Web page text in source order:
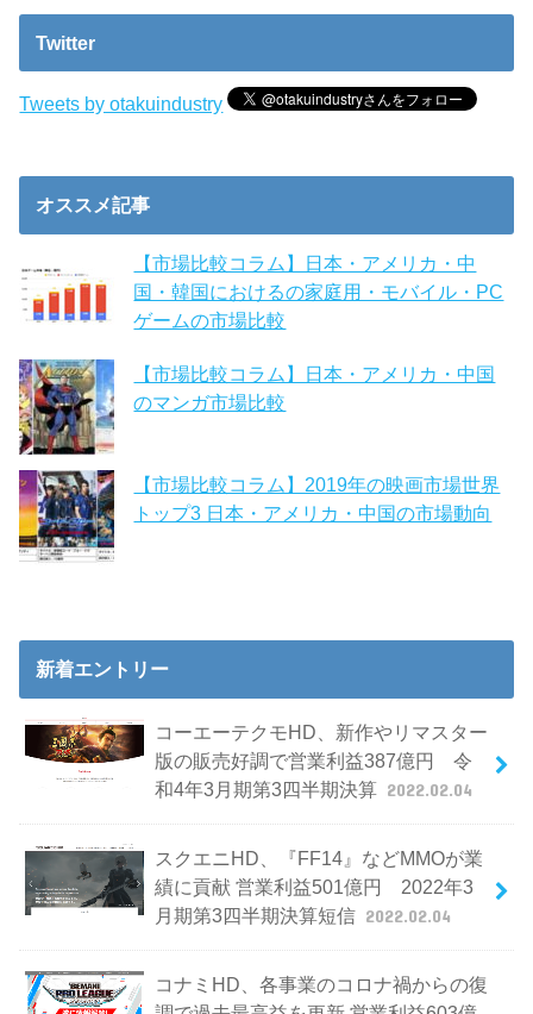
Twitter
Tweets by otakuindustry
オススメ記事
【市場比較コラム】日本・アメリカ・中
国・韓国におけるの家庭用・モバイル・PC
ゲームの市場比較
【市場比較コラム】日本・アメリカ・中国
のマンガ市場比較
【市場比較コラム】2019年の映画市場世界
トップ3 日本・アメリカ・中国の市場動向
新着エントリー
コーエーテクモHD、新作やリマスター
版の販売好調で営業利益387億円 令
和4年3月期第3四半期決算 2022.02.04
スクエニHD、『FF14』などMMOが業
績に貢献 営業利益501億円 2022年3
月期第3四半期決算短信 2022.02.04
コナミHD、各事業のコロナ禍からの復